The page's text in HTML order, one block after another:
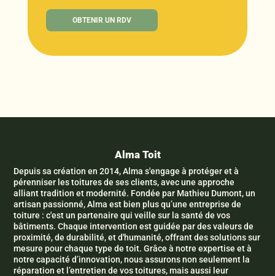
OBTENIR UN RDV
Alma Toit
Depuis sa création en 2014, Alma s'engage à protéger et à
pérenniser les toitures de ses clients, avec une approche
alliant tradition et modernité. Fondée par Mathieu Dumont, un
artisan passionné, Alma est bien plus qu’une entreprise de
toiture : c'est un partenaire qui veille sur la santé de vos
bâtiments. Chaque intervention est guidée par des valeurs de
proximité, de durabilité, et d'humanité, offrant des solutions sur
mesure pour chaque type de toit. Grâce à notre expertise et à
notre capacité d’innovation, nous assurons non seulement la
réparation et l’entretien de vos toitures, mais aussi leur